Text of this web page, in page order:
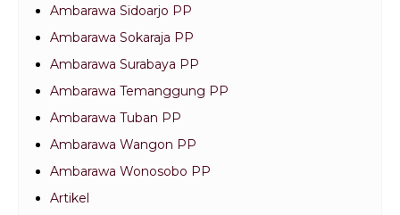
Ambarawa Sidoarjo PP
Ambarawa Sokaraja PP
Ambarawa Surabaya PP
Ambarawa Temanggung PP
Ambarawa Tuban PP
Ambarawa Wangon PP
Ambarawa Wonosobo PP
Artikel